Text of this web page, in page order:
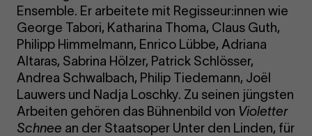
Ensemble. Er arbeitete mit Regisseur:innen wie
George Tabori, Katharina Thoma, Claus Guth,
Philipp Himmelmann, Enrico Lübbe, Adriana
Altaras, Sabrina Hölzer, Patrick Schlösser,
Andrea Schwalbach, Philip Tiedemann, Joël
Lauwers und Nadja Loschky. Zu seinen jüngsten
Arbeiten gehören das Bühnenbild von Violetter
Schnee an der Staatsoper Unter den Linden, für